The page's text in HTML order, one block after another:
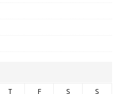
T F S S